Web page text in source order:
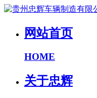
网站首页
HOME
关于忠辉